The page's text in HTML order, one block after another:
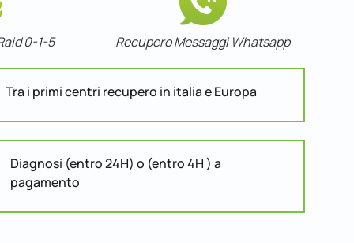
0-1-5 Recupero Messaggi Whatsapp
Tra i primi centri recupero in italia e Europa
Diagnosi (entro 24H) o (entro 4H ) a
pagamento